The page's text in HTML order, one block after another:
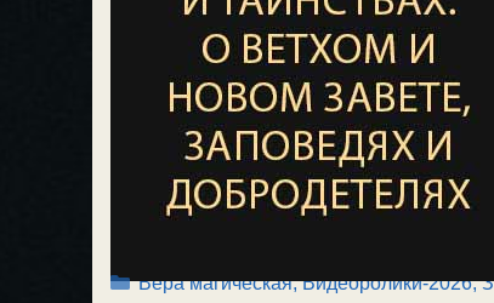
Рубрики
Вера магическая,Видеоролики-2026,